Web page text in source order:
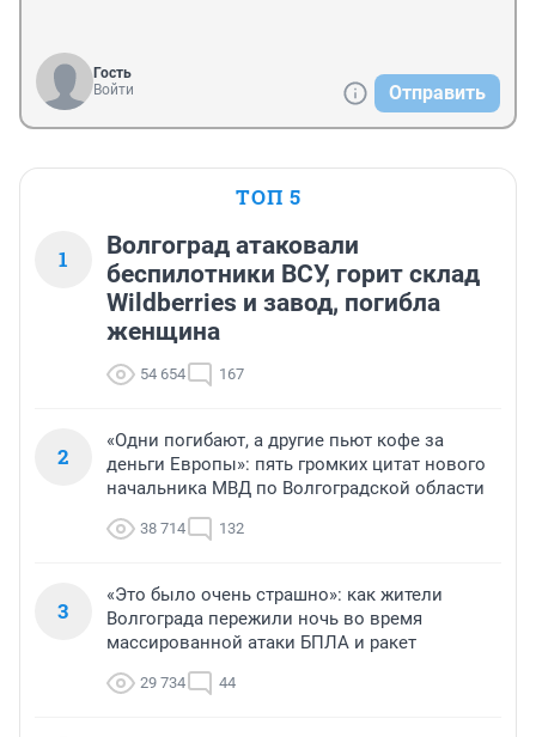
Гость
Войти
Отправить
ТОП 5
1
Волгоград атаковали
беспилотники ВСУ, горит склад
Wildberries и завод, погибла
женщина
54 654 167
2
«Одни погибают, а другие пьют кофе за
деньги Европы»: пять громких цитат нового
начальника МВД по Волгоградской области
38 714 132
3
«Это было очень страшно»: как жители
Волгограда пережили ночь во время
массированной атаки БПЛА и ракет
29 734 44